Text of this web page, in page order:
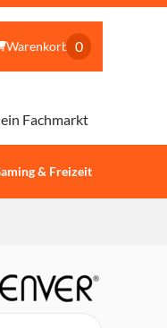
Warenkorb 0
& Freizeit
Fachmarkt